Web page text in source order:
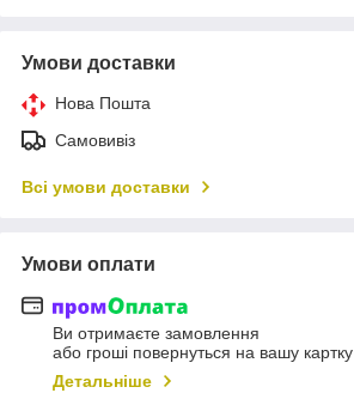
Умови доставки
Нова Пошта
Самовивіз
Всі умови доставки
Умови оплати
Ви отримаєте замовлення
або гроші повернуться на вашу картку
Детальніше